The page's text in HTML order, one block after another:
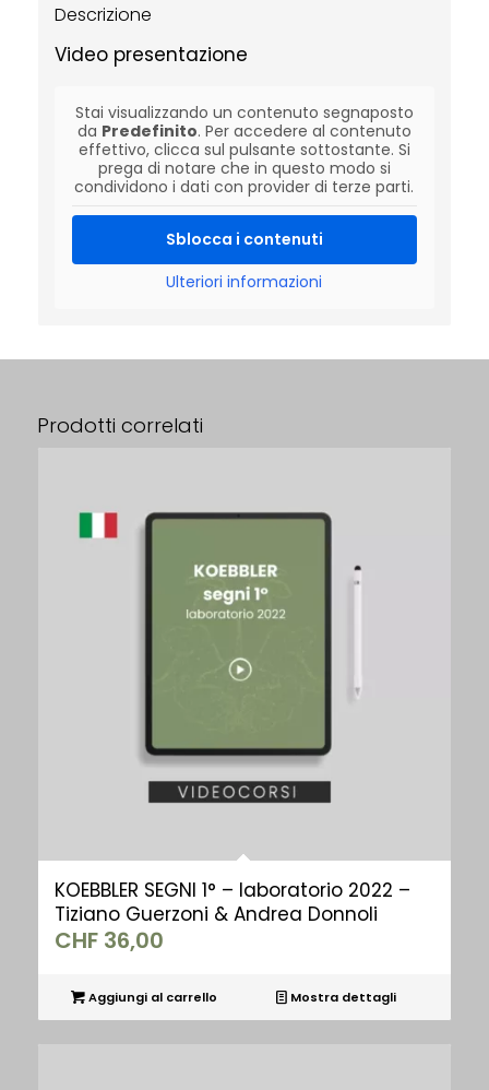
Descrizione
Video presentazione
Stai visualizzando un contenuto segnaposto
da Predefinito. Per accedere al contenuto
effettivo, clicca sul pulsante sottostante. Si
prega di notare che in questo modo si
condividono i dati con provider di terze parti.
Sblocca i contenuti
Ulteriori informazioni
Prodotti correlati
KOEBBLER SEGNI 1° – laboratorio 2022 –
Tiziano Guerzoni & Andrea Donnoli
CHF36,00
Aggiungi al carrello Mostra dettagli